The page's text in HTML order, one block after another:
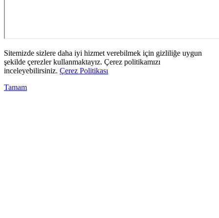
Sitemizde sizlere daha iyi hizmet verebilmek için gizliliğe uygun
şekilde çerezler kullanmaktayız. Çerez politikamızı
inceleyebilirsiniz. Çerez Politikası
Tamam